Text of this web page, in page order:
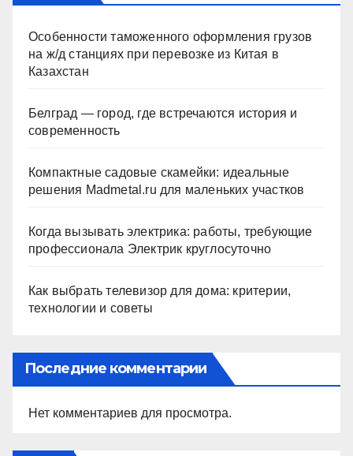
Особенности таможенного оформления грузов
на ж/д станциях при перевозке из Китая в
Казахстан
Белград — город, где встречаются история и
современность
Компактные садовые скамейки: идеальные
решения Madmetal.ru для маленьких участков
Когда вызывать электрика: работы, требующие
профессионала Электрик круглосуточно
Как выбрать телевизор для дома: критерии,
технологии и советы
Последние комментарии
Нет комментариев для просмотра.